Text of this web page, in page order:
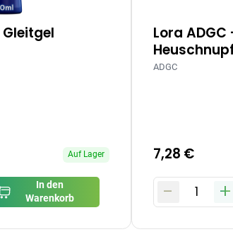
Gleitgel
Auf Lager
In den
Warenkorb
Lora ADGC
ADGC
7,28 €
- 1 +